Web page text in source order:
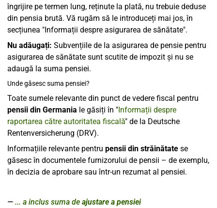
îngrijire pe termen lung, reținute la plată, nu trebuie deduse
din pensia brută. Vă rugăm să le introduceți mai jos, în
secțiunea "Informații despre asigurarea de sănătate".
Nu adăugați: Subvențiile de la asigurarea de pensie pentru
asigurarea de sănătate sunt scutite de impozit și nu se
adaugă la suma pensiei.
Unde găsesc suma pensiei?
Toate sumele relevante din punct de vedere fiscal pentru
pensii din Germania le găsiți în "Informații despre
raportarea către autoritatea fiscală" de la Deutsche
Rentenversicherung (DRV).
Informațiile relevante pentru pensii din străinătate se
găsesc în documentele furnizorului de pensii – de exemplu,
în decizia de aprobare sau într-un rezumat al pensiei.
... a inclus suma de ajustare a pensiei